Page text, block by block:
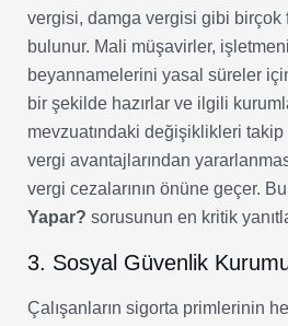
vergisi, damga vergisi gibi birçok
bulunur. Mali müşavirler,
beyannamelerini yasal süreler
bir şekilde hazırlar ve ilgili
mevzuatındaki değişiklikleri
vergi avantajlarından
vergi cezalarının önüne geçer.
Yapar? sorusunun en kritik
3. Sosyal Güvenlik
Çalışanların sigorta primlerinin